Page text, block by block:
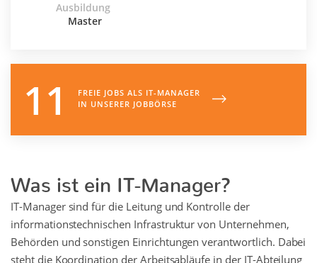
Ausbildung
Master
11 FREIE JOBS ALS IT-MANAGER
IN UNSERER JOBBÖRSE
Was ist ein IT-Manager?
IT-Manager sind für die Leitung und Kontrolle der
informationstechnischen Infrastruktur von Unternehmen,
Behörden und sonstigen Einrichtungen verantwortlich. Dabei
steht die Koordination der Arbeitsabläufe in der IT-Abteilung